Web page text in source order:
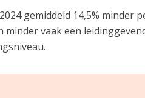
gemiddeld 14,5% minder
vaak een